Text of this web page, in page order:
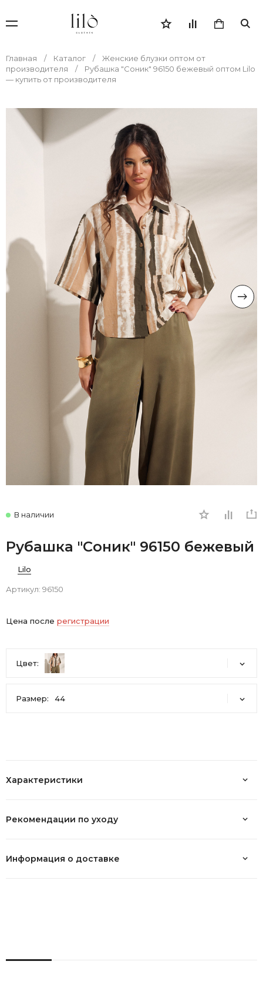
Главная Каталог
Женские блузки оптом от
производителя
Рубашка "Соник" 96150 бежевый оптом Lilo
— купить от производителя
В наличии
Рубашка "Соник" 96150 бежевый
Lilo
Артикул: 96150
Цена после регистрации
Цвет:
Размер: 44
Характеристики
Рекомендации по уходу
Информация о доставке